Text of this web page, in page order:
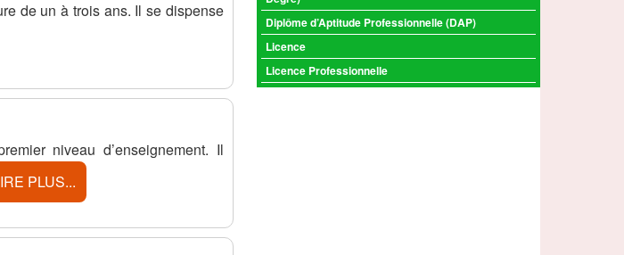
de un à trois ans. Il se dispense
niveau d’enseignement. Il
PLUS...
Diplôme d’Aptitude Professionnelle (DAP)
Licence
Licence Professionnelle